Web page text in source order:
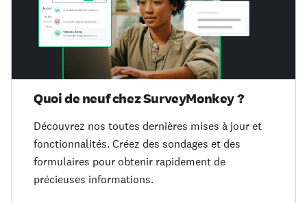
Quoi de neuf chez SurveyMonkey ?
Découvrez nos toutes dernières mises à jour et
fonctionnalités. Créez des sondages et des
formulaires pour obtenir rapidement de
précieuses informations.